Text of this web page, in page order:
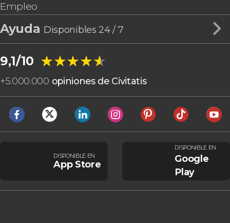
Empleo
Ayuda Disponibles 24 / 7
9,1/10 ★★★★★
★★★★★
+5.000.000 opiniones de Civitatis
DISPONIBLE EN
App Store
DISPONIBLE EN
Google
Play